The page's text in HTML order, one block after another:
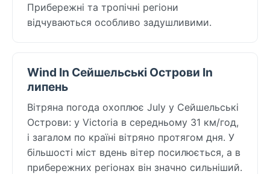
Прибережні та тропічні регіони
відчуваються особливо задушливими.
Wind In Сейшельські Острови In
липень
Вітряна погода охоплює July у Сейшельські
Острови: у Victoria в середньому 31 км/год,
і загалом по країні вітряно протягом дня. У
більшості міст вдень вітер посилюється, а в
прибережних регіонах він значно сильніший.